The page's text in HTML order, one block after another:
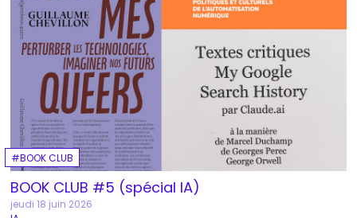
BOOK CLUB
BOOK CLUB #5 (spécial IA)
jeudi 18 juin 2026